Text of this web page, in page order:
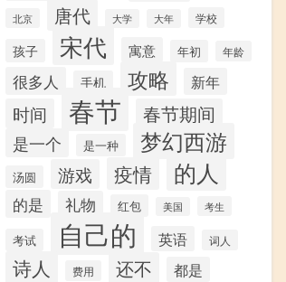
北京 唐代 大学 大年 学校
孩子 宋代 寓意 年初 年龄
很多人 手机 攻略 新年
时间 春节 春节期间
是一个 是一种 梦幻西游
汤圆 游戏 疫情 的人
的是 礼物 红包 美国 考生
考试 自己的 英语 词人
诗人 费用 还不 都是